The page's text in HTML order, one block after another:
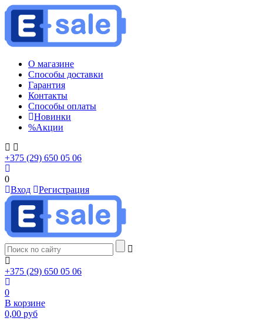
О магазине
Способы доставки
Гарантия
Контакты
Способы оплаты
Новинки
%Акции
+375 (29) 650 05 06
0
Вход
Регистрация
+375 (29) 650 05 06
0
В корзине
0,00 руб